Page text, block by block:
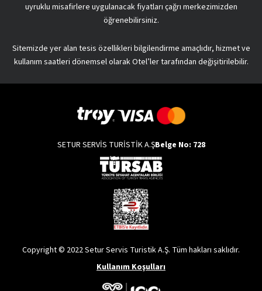
uyruklu misafirlere uygulanacak fiyatları çağrı merkezimizden
öğrenebilirsiniz.
Sitemizde yer alan tesis özellikleri bilgilendirme amaçlıdır, hizmet ve
kullanım saatleri dönemsel olarak Otel’ler tarafından değişitirilebilir.
SETUR SERVİS TURİSTİK A.ŞBelge No: 728
Copyright © 2022 Setur Servis Turistik A.Ş. Tüm hakları saklıdır.
Kullanım Koşulları